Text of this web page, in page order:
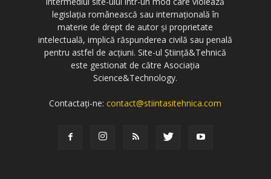
legislația românească sau internațională în
materie de drept de autor și proprietate
intelectuală, implică răspunderea civilă sau penală
pentru astfel de acțiuni. Site-ul Știință&Tehnică
este gestionat de către Asociația
Science&Technology.
Contactați-ne:contact@stiintasitehnica.com